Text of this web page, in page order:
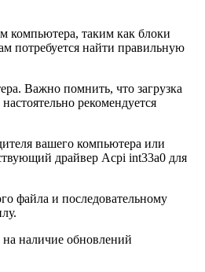
компьютера, таким как блоки
потребуется найти правильную
Важно помнить, что загрузка
рекомендуется
вашего компьютера или
драйвер Acpi int33a0 для
файла и последовательному
наличие обновлений